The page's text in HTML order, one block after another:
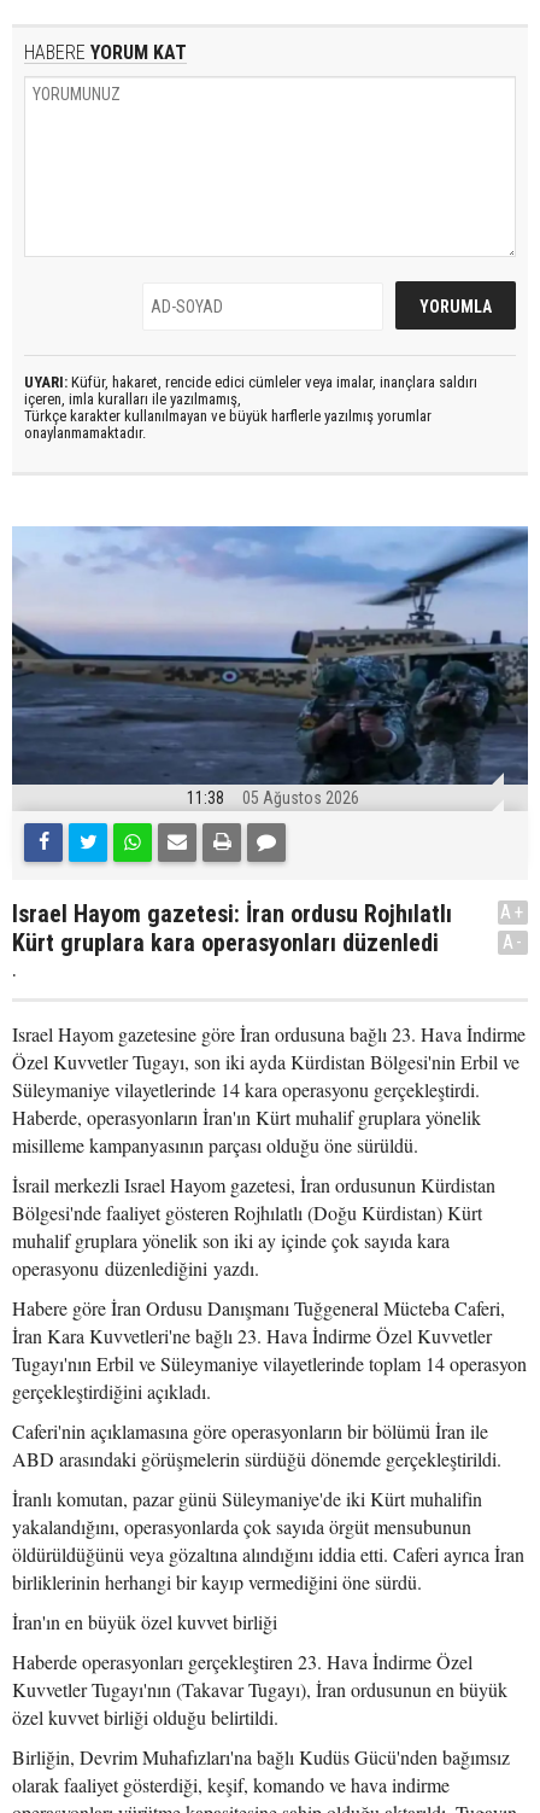
HABERE YORUM KAT
UYARI: Küfür, hakaret, rencide edici cümleler veya imalar, inançlara saldırı
içeren, imla kuralları ile yazılmamış,
Türkçe karakter kullanılmayan ve büyük harflerle yazılmış yorumlar
onaylanmamaktadır.
11:38 05 Ağustos 2026
Israel Hayom gazetesi: İran ordusu Rojhılatlı
Kürt gruplara kara operasyonları düzenledi
.
A+
A-
Israel Hayom gazetesine göre İran ordusuna bağlı 23. Hava İndirme
Özel Kuvvetler Tugayı, son iki ayda Kürdistan Bölgesi'nin Erbil ve
Süleymaniye vilayetlerinde 14 kara operasyonu gerçekleştirdi.
Haberde, operasyonların İran'ın Kürt muhalif gruplara yönelik
misilleme kampanyasının parçası olduğu öne sürüldü.
İsrail merkezli Israel Hayom gazetesi, İran ordusunun Kürdistan
Bölgesi'nde faaliyet gösteren Rojhılatlı (Doğu Kürdistan) Kürt
muhalif gruplara yönelik son iki ay içinde çok sayıda kara
operasyonu düzenlediğini yazdı.
Habere göre İran Ordusu Danışmanı Tuğgeneral Mücteba Caferi,
İran Kara Kuvvetleri'ne bağlı 23. Hava İndirme Özel Kuvvetler
Tugayı'nın Erbil ve Süleymaniye vilayetlerinde toplam 14 operasyon
gerçekleştirdiğini açıkladı.
Caferi'nin açıklamasına göre operasyonların bir bölümü İran ile
ABD arasındaki görüşmelerin sürdüğü dönemde gerçekleştirildi.
İranlı komutan, pazar günü Süleymaniye'de iki Kürt muhalifin
yakalandığını, operasyonlarda çok sayıda örgüt mensubunun
öldürüldüğünü veya gözaltına alındığını iddia etti. Caferi ayrıca İran
birliklerinin herhangi bir kayıp vermediğini öne sürdü.
İran'ın en büyük özel kuvvet birliği
Haberde operasyonları gerçekleştiren 23. Hava İndirme Özel
Kuvvetler Tugayı'nın (Takavar Tugayı), İran ordusunun en büyük
özel kuvvet birliği olduğu belirtildi.
Birliğin, Devrim Muhafızları'na bağlı Kudüs Gücü'nden bağımsız
olarak faaliyet gösterdiği, keşif, komando ve hava indirme